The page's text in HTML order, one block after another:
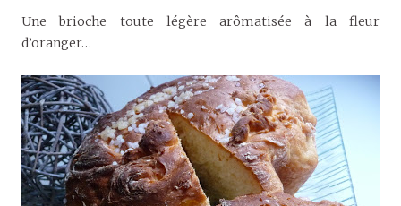
Une brioche toute légère arômatisée à la fleur
d’oranger…